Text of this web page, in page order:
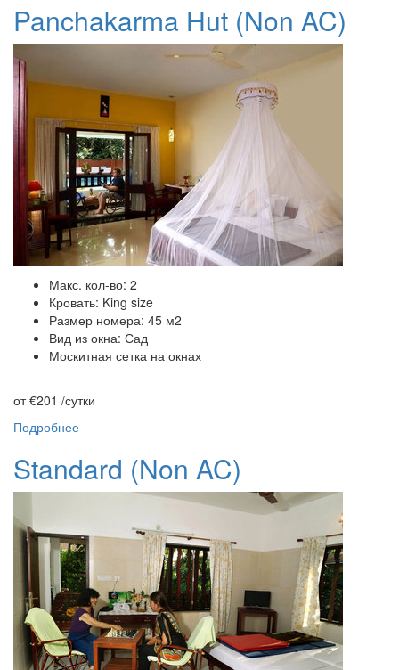
Panchakarma Hut (Non AC)
Макс. кол-во: 2
Кровать: King size
Размер номера: 45 м2
Вид из окна: Сад
Москитная сетка на окнах
от €201 /сутки
Подробнее
Standard (Non AC)